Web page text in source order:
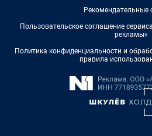
Рекомендательные
Пользовательское соглашение
рекламы»
Политика конфиденциальности и
правила